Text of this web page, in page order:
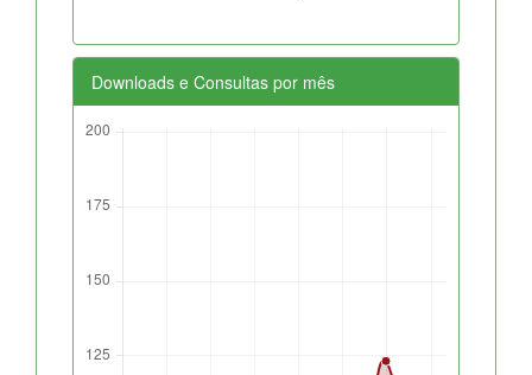
Downloads e Consultas por mês